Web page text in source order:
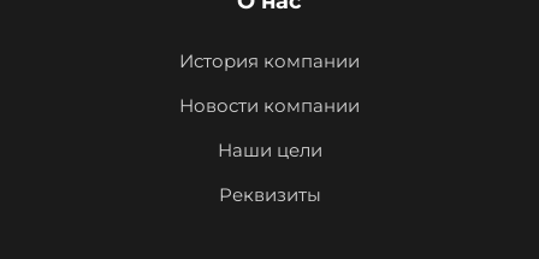
История компании
Новости компании
Наши цели
Реквизиты